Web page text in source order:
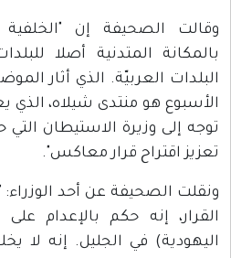
وقالت الصحيفة إن
بالمكانة المتدنية أصلا
البلدات العربيّة. الذي أثار
الأسبوع هو منتدى شيلاه، الذي
توجه إلى وزيرة الاستيطان
تعزيز اقتراح قرار معاكس".
ونقلت الصحيفة عن أحد
القرار، إنه حكم بالإعدام
اليهودية) في الجليل. إنه لا